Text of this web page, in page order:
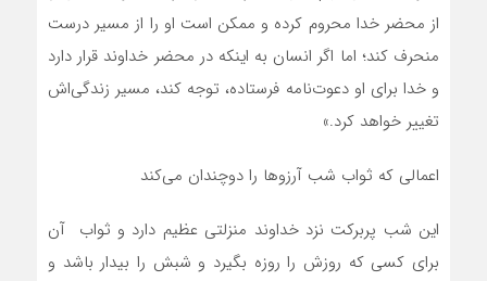
از محضر خدا محروم کرده و ممکن است او را از مسیر درست
منحرف کند؛ اما اگر انسان به اینکه در محضر خداوند قرار دارد
و خدا برای او دعوت‌نامه فرستاده، توجه کند، مسیر زندگی‌اش
تغییر خواهد کرد.»
اعمالی که ثواب شب آرزوها را دوچندان می‌کند
این شب پربرکت نزد خداوند منزلتی عظیم دارد و ثواب آن
برای کسی که روزش را روزه بگیرد و شبش را بیدار باشد و